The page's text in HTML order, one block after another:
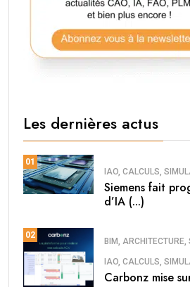
Les dernières actus
01
IAO, CALCULS,
Siemens fait
d’IA (...)
02
BIM, ARCHITECTURE,
IAO, CALCULS,
Carbonz mise